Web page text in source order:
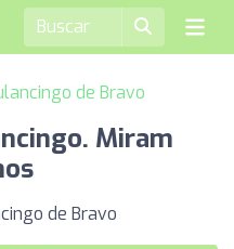
de Bravo
Miram
de Bravo